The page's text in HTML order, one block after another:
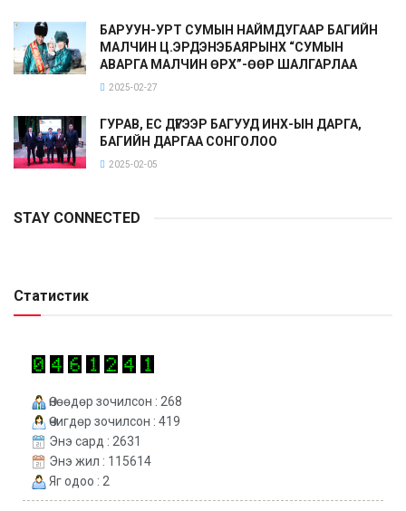
БАРУУН-УРТ СУМЫН НАЙМДУГААР БАГИЙН
МАЛЧИН Ц.ЭРДЭНЭБАЯРЫНХ “СУМЫН
АВАРГА МАЛЧИН ӨРХ”-ӨӨР ШАЛГАРЛАА
2025-02-27
ГУРАВ, ЕС ДҮГЭЭР БАГУУД ИНХ-ЫН ДАРГА,
БАГИЙН ДАРГАА СОНГОЛОО
2025-02-05
STAY CONNECTED
Статистик
Өнөөдөр зочилсон : 268
Өчигдөр зочилсон : 419
Энэ сард : 2631
Энэ жил : 115614
Яг одоо : 2